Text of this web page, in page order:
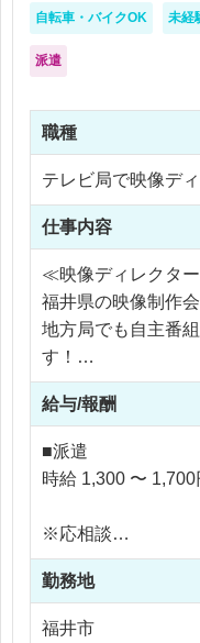
自転車・バイクOK 未経
派遣
職種
テレビ局で映像デ
仕事内容
≪映像ディレクタ
福井県の映像制作
地方局でも自主番
す！
具体的なお仕事
★クライアントとの
★放送日までのス
★撮影者との打合せ
★カメラマン、レ
★撮影指示と編集
など。
給与/報酬
■派遣
時給 1,300 〜 1,700
※応相談
※ご経験により優遇
※交通費支給
※残業代全額支給
勤務地
福井市